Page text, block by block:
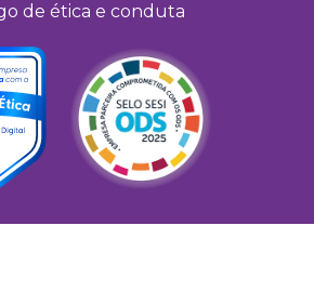
de ética e conduta